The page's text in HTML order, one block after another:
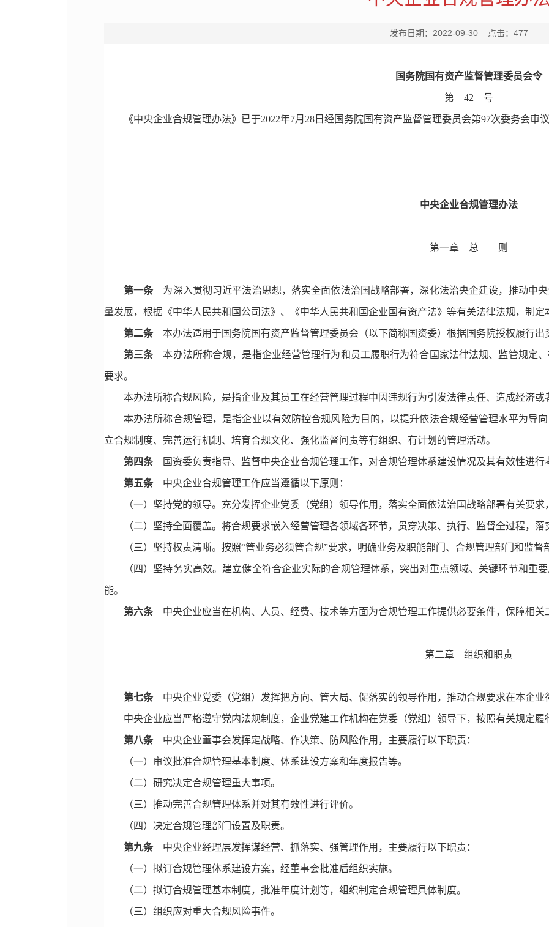
发布日期：2022-09-30 点击： 477
国务院国有资产监督管理委员会令
第 42 号
《中央企业合规管理办法》已于2022年7月28日经国务院国有资产监督管理委员会第97次委务会审
中央企业合规管理办法
第一章 总 则
第一条为深入贯彻习近平法治思想，落实全面依法治国战略部署，深化法治央企建设，推动中
量发展，根据《中华人民共和国公司法》、《中华人民共和国企业国有资产法》等有关法律法规，制定
第二条本办法适用于国务院国有资产监督管理委员会（以下简称国资委）根据国务院授权履行出
第三条本办法所称合规，是指企业经营管理行为和员工履职行为符合国家法律法规、监管规定
要求。
本办法所称合规风险，是指企业及其员工在经营管理过程中因违规行为引发法律责任、造成经济或
本办法所称合规管理，是指企业以有效防控合规风险为目的，以提升依法合规经营管理水平为导
立合规制度、完善运行机制、培育合规文化、强化监督问责等有组织、有计划的管理活动。
第四条国资委负责指导、监督中央企业合规管理工作，对合规管理体系建设情况及其有效性进行
第五条中央企业合规管理工作应当遵循以下原则：
（一）坚持党的领导。充分发挥企业党委（党组）领导作用，落实全面依法治国战略部署有关要求
（二）坚持全面覆盖。将合规要求嵌入经营管理各领域各环节，贯穿决策、执行、监督全过程，
（三）坚持权责清晰。按照“管业务必须管合规”要求，明确业务及职能部门、合规管理部门和监
（四）坚持务实高效。建立健全符合企业实际的合规管理体系，突出对重点领域、关键环节和重
能。
第六条中央企业应当在机构、人员、经费、技术等方面为合规管理工作提供必要条件，保障相关
第二章 组织和职责
第七条中央企业党委（党组）发挥把方向、管大局、促落实的领导作用，推动合规要求在本企业
中央企业应当严格遵守党内法规制度，企业党建工作机构在党委（党组）领导下，按照有关规定履
第八条中央企业董事会发挥定战略、作决策、防风险作用，主要履行以下职责：
（一）审议批准合规管理基本制度、体系建设方案和年度报告等。
（二）研究决定合规管理重大事项。
（三）推动完善合规管理体系并对其有效性进行评价。
（四）决定合规管理部门设置及职责。
第九条中央企业经理层发挥谋经营、抓落实、强管理作用，主要履行以下职责：
（一）拟订合规管理体系建设方案，经董事会批准后组织实施。
（二）拟订合规管理基本制度，批准年度计划等，组织制定合规管理具体制度。
（三）组织应对重大合规风险事件。